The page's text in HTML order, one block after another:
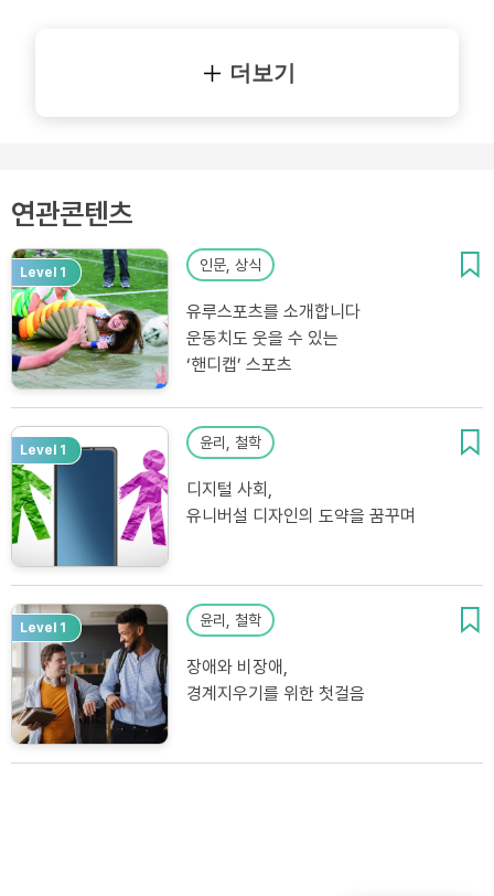
더보기
연관콘텐츠
Level 1 인문, 상식
유루스포츠를 소개합니다
운동치도 웃을 수 있는
‘핸디캡’ 스포츠
Level 1 윤리, 철학
디지털 사회,
유니버설 디자인의 도약을 꿈꾸며
Level 1 윤리, 철학
장애와 비장애,
경계지우기를 위한 첫걸음